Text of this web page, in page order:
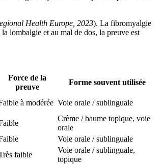
Health Europe, 2023). La fibromyalgie
lombalgie et au mal de dos, la preuve est
Force de la
preuve
Forme souvent utilisée
à modérée Voie orale / sublinguale
Crème / baume topique, voie
orale
Voie orale / sublinguale
faible
Voie orale / sublinguale,
topique